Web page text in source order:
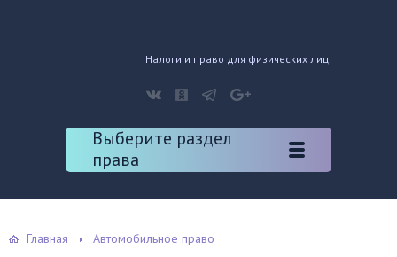
Налоги и право для физических лиц
Выберите раздел
права
Главная Автомобильное право